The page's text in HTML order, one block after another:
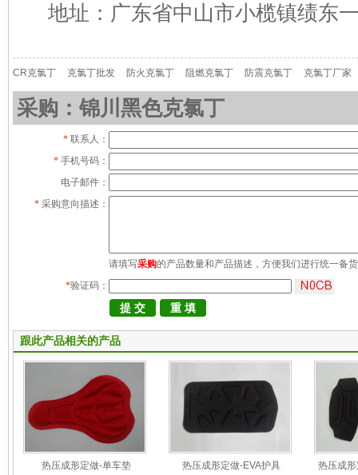
地址：广东省中山市小榄镇绩东
CR克氯丁 克氯丁批发 防火克氯丁 阻燃克氯丁 防震克氯丁 克氯丁厂家
采购：锦川黑色克氯丁
* 联系人：
* 手机号码：
电子邮件：
* 采购意向描述：
请填写采购的产品数量和产品描述，方便我们进行统一备
*验证码：
跟此产品相关的产品
热压成形定做-单车垫 热压成形定做-EVA护具 热压成